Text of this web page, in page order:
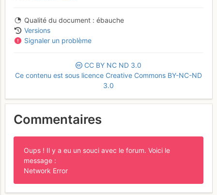
Qualité du document
ébauche
Versions
Signaler un problème
CC BY NC ND 3.0
Ce contenu est sous licence Creative Commons BY-NC-ND
3.0
Commentaires
Oups ! Il y a eu un souci avec le forum. Voici le
message :
Network Error